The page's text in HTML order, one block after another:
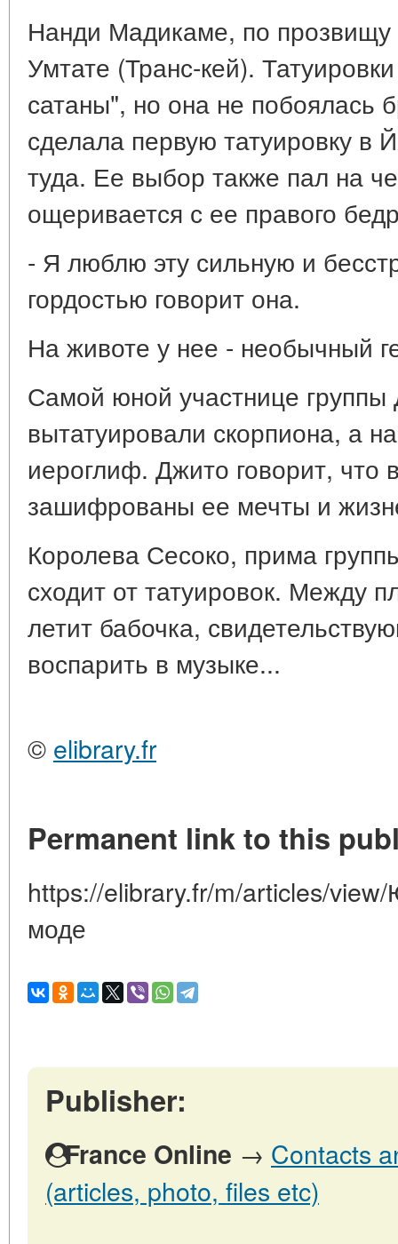
Нанди Мадикаме, по
Умтате (Транс-кей).
сатаны", но она не побоялась
сделала первую татуировку в
туда. Ее выбор также пал на
ощеривается с ее правого
- Я люблю эту сильную и
гордостью говорит она.
На животе у нее - необычный
Самой юной участнице
вытатуировали скорпиона, а
иероглиф. Джито говорит, что
зашифрованы ее мечты и
Королева Сесоко, прима
сходит от татуировок. Между
летит бабочка,
воспарить в музыке...
© elibrary.fr
Permanent link to this
https://elibrary.fr/m/articles/
моде
Publisher:
France Online → Contacts
(articles, photo, files etc)